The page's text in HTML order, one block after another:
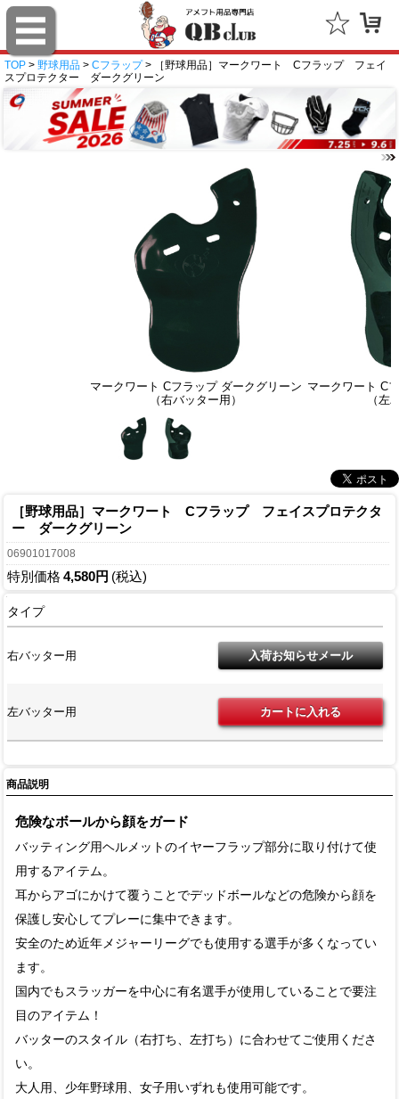
TOP > 野球用品 > Cフラップ> ［野球用品］マークワート Cフラップ フェイ
スプロテクター ダークグリーン
マークワート Cフラップ ダークグリーン
（右バッター用）
マークワート C
（左
［野球用品］マークワート Cフラップ フェイスプロテクタ
ー ダークグリーン
06901017008
特別価格 4,580円 (税込)
タイプ
右バッター用
左バッター用
商品説明
危険なボールから顔をガード
バッティング用ヘルメットのイヤーフラップ部分に取り付けて使
用するアイテム。
耳からアゴにかけて覆うことでデッドボールなどの危険から顔を
保護し安心してプレーに集中できます。
安全のため近年メジャーリーグでも使用する選手が多くなってい
ます。
国内でもスラッガーを中心に有名選手が使用していることで要注
目のアイテム！
バッターのスタイル（右打ち、左打ち）に合わせてご使用くださ
い。
大人用、少年野球用、女子用いずれも使用可能です。